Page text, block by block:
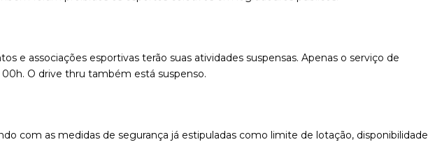
e associações esportivas terão suas atividades suspensas. Apenas o serviço de
O drive thru também está suspenso.
com as medidas de segurança já estipuladas como limite de lotação, disponibilidade